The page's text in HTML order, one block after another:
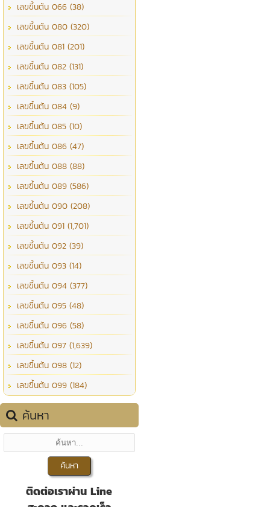
เลขขึ้นต้น 066 (38)
เลขขึ้นต้น 080 (320)
เลขขึ้นต้น 081 (201)
เลขขึ้นต้น 082 (131)
เลขขึ้นต้น 083 (105)
เลขขึ้นต้น 084 (9)
เลขขึ้นต้น 085 (10)
เลขขึ้นต้น 086 (47)
เลขขึ้นต้น 088 (88)
เลขขึ้นต้น 089 (586)
เลขขึ้นต้น 090 (208)
เลขขึ้นต้น 091 (1,701)
เลขขึ้นต้น 092 (39)
เลขขึ้นต้น 093 (14)
เลขขึ้นต้น 094 (377)
เลขขึ้นต้น 095 (48)
เลขขึ้นต้น 096 (58)
เลขขึ้นต้น 097 (1,639)
เลขขึ้นต้น 098 (12)
เลขขึ้นต้น 099 (184)
ค้นหา
ติดต่อเราผ่าน Line